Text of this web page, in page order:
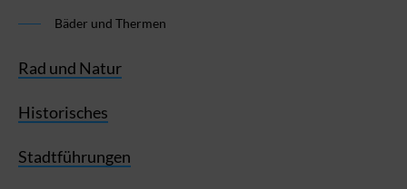
Bäder und Thermen
Rad und Natur
Historisches
Stadtführungen